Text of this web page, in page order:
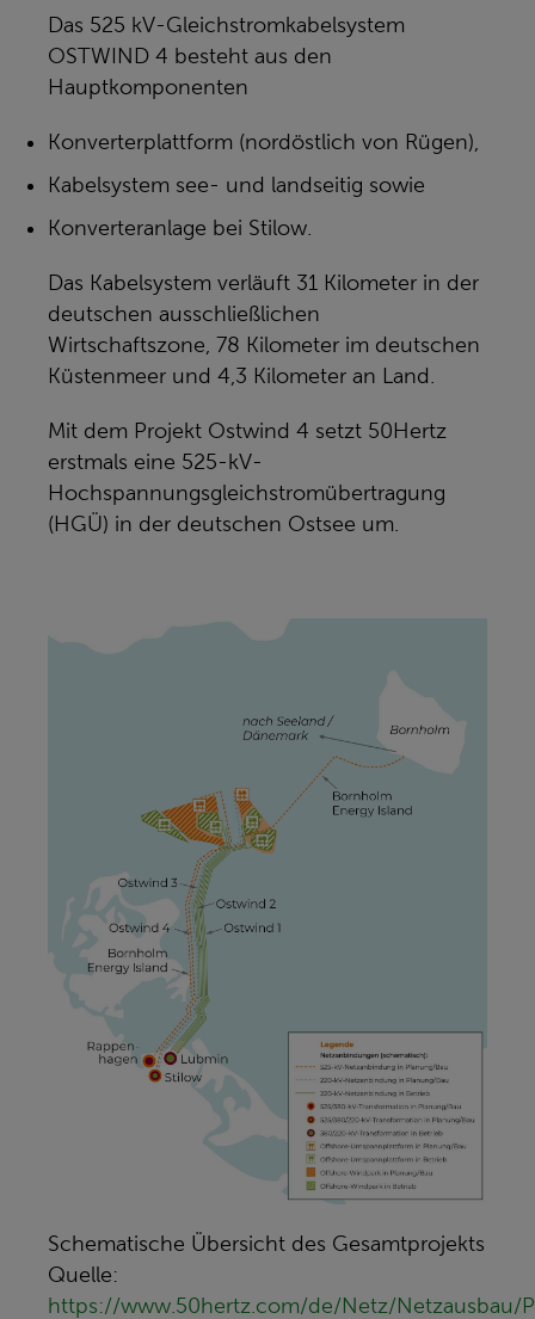
Das 525 kV-Gleichstromkabelsystem
OSTWIND 4 besteht aus den
Hauptkomponenten
Konverterplattform (nordöstlich von Rügen),
Kabelsystem see- und landseitig sowie
Konverteranlage bei Stilow.
Das Kabelsystem verläuft 31 Kilometer in der
deutschen ausschließlichen
Wirtschaftszone, 78 Kilometer im deutschen
Küstenmeer und 4,3 Kilometer an Land.
Mit dem Projekt Ostwind 4 setzt 50Hertz
erstmals eine 525-kV-
Hochspannungsgleichstromübertragung
(HGÜ) in der deutschen Ostsee um.
Schematische Übersicht des Gesamtprojekts
Quelle:
https://www.50hertz.com/de/Netz/Netzausbau/